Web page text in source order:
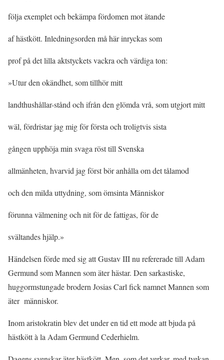
följa exemplet och bekämpa fördomen mot ätande
af hästkött. Inledningsorden må här inryckas som
prof på det lilla aktstyckets vackra och värdiga ton:
»Utur den okändhet, som tillhör mitt
landthushållar-stånd och ifrån den glömda vrå, som utgjort mitt
wäl, fördristar jag mig för första och troligtvis sista
gången upphöja min svaga röst till Svenska
allmänheten, hvarvid jag först bör anhålla om det tålamod
och den milda uttydning, som ömsinta Människor
förunna välmening och nit för de fattigas, för de
svältandes hjälp.»
Händelsen förde med sig att Gustav III nu refererade till Adam
Germund som Mannen som äter hästar. Den sarkastiske,
huggormstungade brodern Josias Carl fick namnet Mannen som
äter människor.
Inom aristokratin blev det under en tid ett mode att bjuda på
hästkött à la Adam Germund Cederhielm.